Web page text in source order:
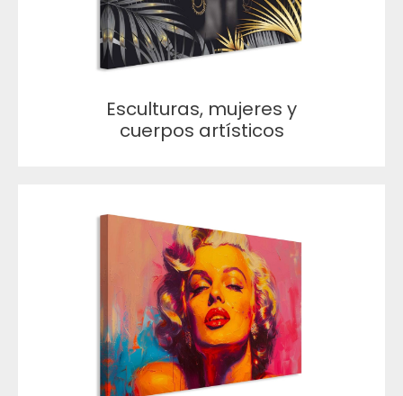
Esculturas, mujeres y
cuerpos artísticos